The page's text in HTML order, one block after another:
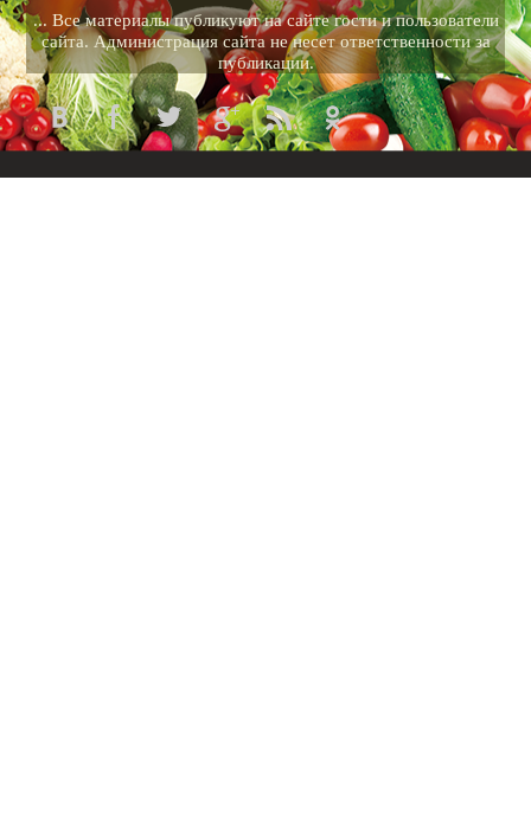
... Все материалы публикуют на сайте гости и пользователи
сайта. Администрация сайта не несет ответственности за
публикации.